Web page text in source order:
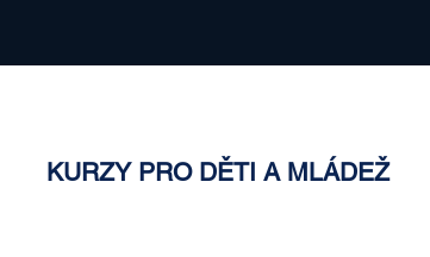
KURZY PRO DĚTI A MLÁDEŽ